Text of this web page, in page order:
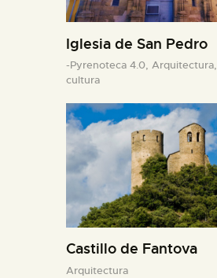
Iglesia de San Pedro
-Pyrenoteca 4.0, Arquitectura,
cultura
Castillo de Fantova
Arquitectura